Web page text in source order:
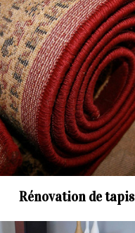
Rénovation de tapis